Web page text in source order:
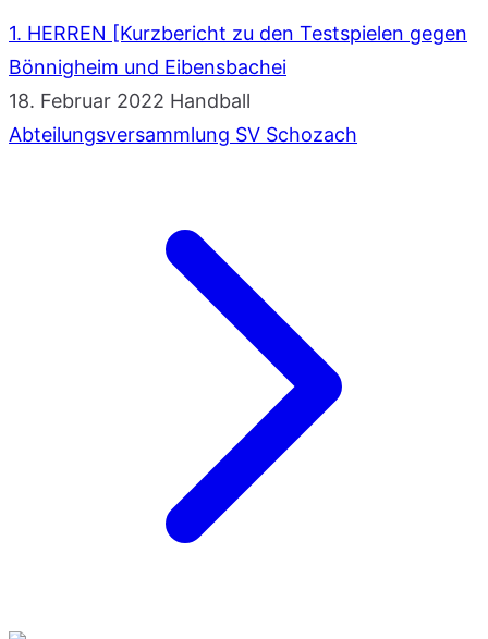
1. HERREN [Kurzbericht zu den Testspielen gegen
Bönnigheim und Eibensbachei
18. Februar 2022 Handball
Abteilungsversammlung SV Schozach